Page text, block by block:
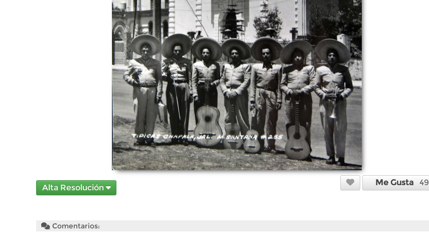
Alta Resolución
Me Gusta 49
Comentarios: